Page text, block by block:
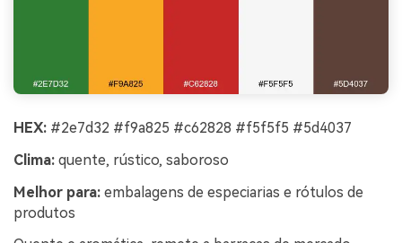
HEX: #2e7d32 #f9a825 #c62828 #f5f5f5 #5d4037
Clima: quente, rústico, saboroso
Melhor para: embalagens de especiarias e rótulos de
produtos